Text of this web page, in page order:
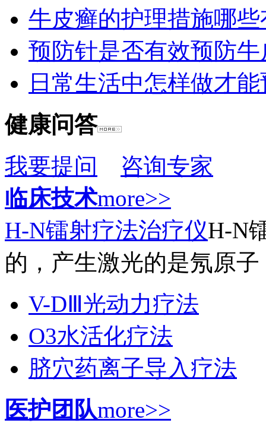
牛皮癣的护理措施哪些
预防针是否有效预防牛
日常生活中怎样做才
健康问答
我要提问
咨询专家
临床技术more>>
H-N镭射疗法治疗仪H-N
的，产生激光的是氖原子
V-DⅢ光动力疗法
O3水活化疗法
脐穴药离子导入疗法
医护团队more>>